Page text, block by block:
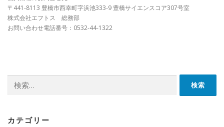
〒441-8113 豊橋市西幸町字浜池333-9 豊橋サイエンスコア307号室
株式会社エフトス 総務部
お問い合わせ電話番号：0532-44-1322
カテゴリー